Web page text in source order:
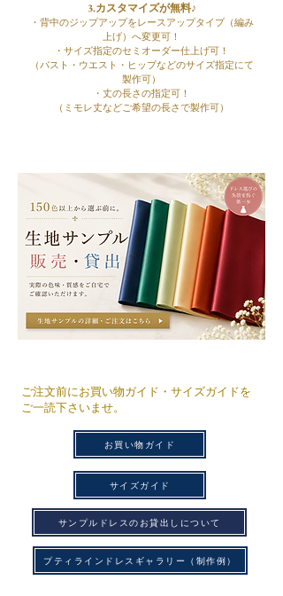
3.カスタマイズが無料♪
・背中のジップアップをレースアップタイプ（編み
上げ）へ変更可！
・サイズ指定のセミオーダー仕上げ可！
（バスト・ウエスト・ヒップなどのサイズ指定にて
製作可）
​・丈の長さの指定可！
（ミモレ丈などご希望の長さで製作可）
ご注文前にお買い物ガイド・サイズガイドを
ご一読下さいませ。
お買い物ガイド
サイズガイド
サンプルドレスのお貸出しについて
プティラインドレスギャラリー（制作例）